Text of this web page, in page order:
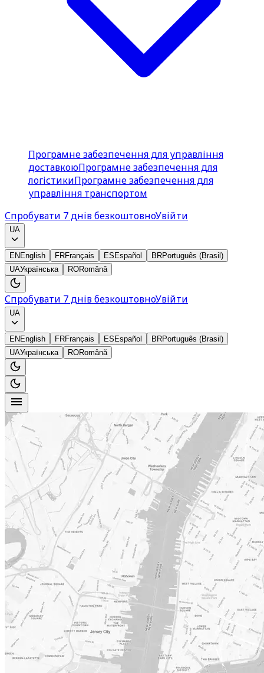
Програмне забезпечення для управління
доставкоюПрограмне забезпечення для
логістикиПрограмне забезпечення для
управління транспортом
Спробувати 7 днів безкоштовноУвійти
UA
EN English FRFrançais ES Español BRPortuguês (Brasil)
UAУкраїнська RORomână
Спробувати 7 днів безкоштовноУвійти
UA
EN English FRFrançais ES Español BRPortuguês (Brasil)
UAУкраїнська RORomână